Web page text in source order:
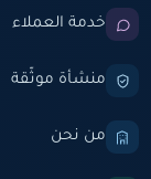
خدمة العملاء
منشأة موثّقة
من نحن